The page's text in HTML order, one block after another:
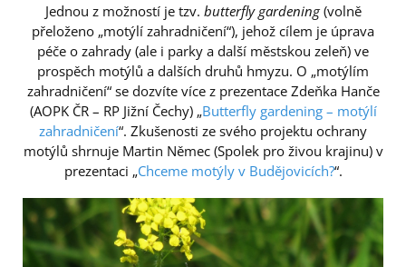
Jednou z možností je tzv. butterfly gardening(volně
přeloženo „motýlí zahradničení“), jehož cílem je úprava
péče o zahrady (ale i parky a další městskou zeleň) ve
prospěch motýlů a dalších druhů hmyzu. O „motýlím
zahradničení“ se dozvíte více z prezentace Zdeňka Hanče
(AOPK ČR – RP Jižní Čechy) „Butterfly gardening – motýlí
zahradničení“. Zkušenosti ze svého projektu ochrany
motýlů shrnuje Martin Němec (Spolek pro živou krajinu) v
prezentaci „Chceme motýly v Budějovicích?“.